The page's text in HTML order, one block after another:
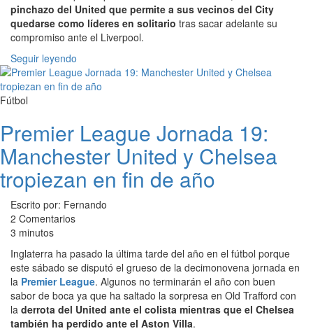
pinchazo del United que permite a sus vecinos del City
quedarse como líderes en solitario tras sacar adelante su
compromiso ante el Liverpool.
Seguir leyendo
Fútbol
Premier League Jornada 19:
Manchester United y Chelsea
tropiezan en fin de año
Escrito por: Fernando
2 Comentarios
3 minutos
Inglaterra ha pasado la última tarde del año en el fútbol porque
este sábado se disputó el grueso de la decimonovena jornada en
la Premier League. Algunos no terminarán el año con buen
sabor de boca ya que ha saltado la sorpresa en Old Trafford con
la derrota del United ante el colista mientras que el Chelsea
también ha perdido ante el Aston Villa.